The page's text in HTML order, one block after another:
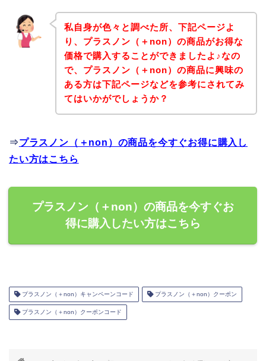
私自身が色々と調べた所、下記ページよ
り、プラスノン（＋non）の商品がお得な
価格で購入することができましたよ♪なの
で、プラスノン（＋non）の商品に興味の
ある方は下記ページなどを参考にされてみ
てはいかがでしょうか？
⇒プラスノン（＋non）の商品を今すぐお得に購入し
たい方はこちら
プラスノン（＋non）の商品を今すぐお
得に購入したい方はこちら
プラスノン（＋non）キャンペーンコード プラスノン（＋non）クーポン
プラスノン（＋non）クーポンコード